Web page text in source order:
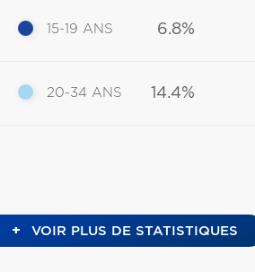
15-19 ANS 6.8%
20-34 ANS 14.4%
+ VOIR PLUS DE STATISTIQUES